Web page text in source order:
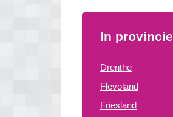
In provincie
Drenthe
Flevoland
Friesland